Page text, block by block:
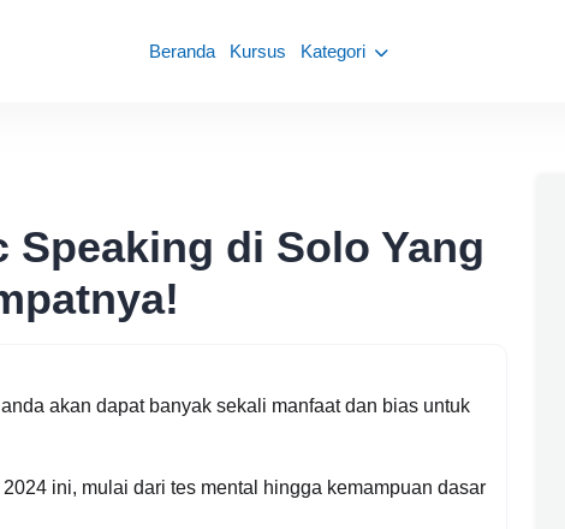
Beranda Kursus Kategori
di Solo Yang
akan dapat banyak sekali manfaat dan bias untuk
ini, mulai dari tes mental hingga kemampuan dasar